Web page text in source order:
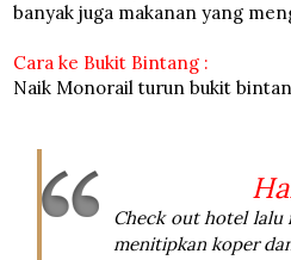
banyak juga makanan yang
Cara ke Bukit Bintang :
Naik Monorail turun bukit
Check out hotel lalu
menitipkan koper